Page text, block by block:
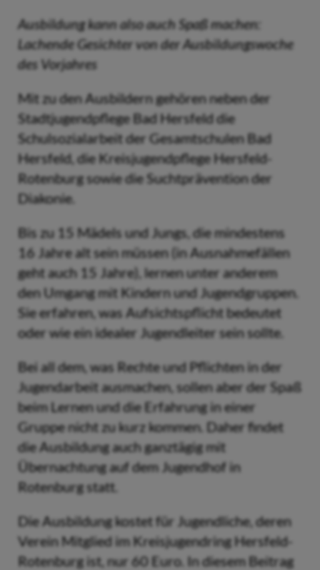
Ausbildung kann also auch Spaß machen:
Lachende Gesichter von der Ausbildungswoche
des Vorjahres
Mit zu den Ausbildern gehören neben der
Stadtjugendpflege Bad Hersfeld die
Schulsozialarbeit der Gesamtschulen Bad
Hersfeld, die Kreisjugendpflege Hersfeld-
Rotenburg sowie die Suchtprävention der
Diakonie.
Bis zu 15 Mädels und Jungs, die mindestens
16 Jahre alt sein müssen (in Ausnahmefällen
geht auch 15 Jahre), lernen unter anderem
den Umgang mit Kindern und Jugendgruppen.
Sie erfahren, was Aufsichtspflicht bedeutet
oder wie ein idealer Jugendleiter sein sollte.
Bei all dem, was Rechte und Pflichten in der
Jugendarbeit ausmachen, sollen aber der Spaß
beim Lernen und die Erfahrung in einer
Gruppe nicht zu kurz kommen. Daher findet
die Ausbildung auch ganztägig mit
Übernachtung auf dem Jugendhof in
Rotenburg statt.
Die Ausbildung kostet für Jugendliche, deren
Verein Mitglied im Kreisjugendring Hersfeld-
Rotenburg ist, nur 60 Euro. In diesem Beitrag